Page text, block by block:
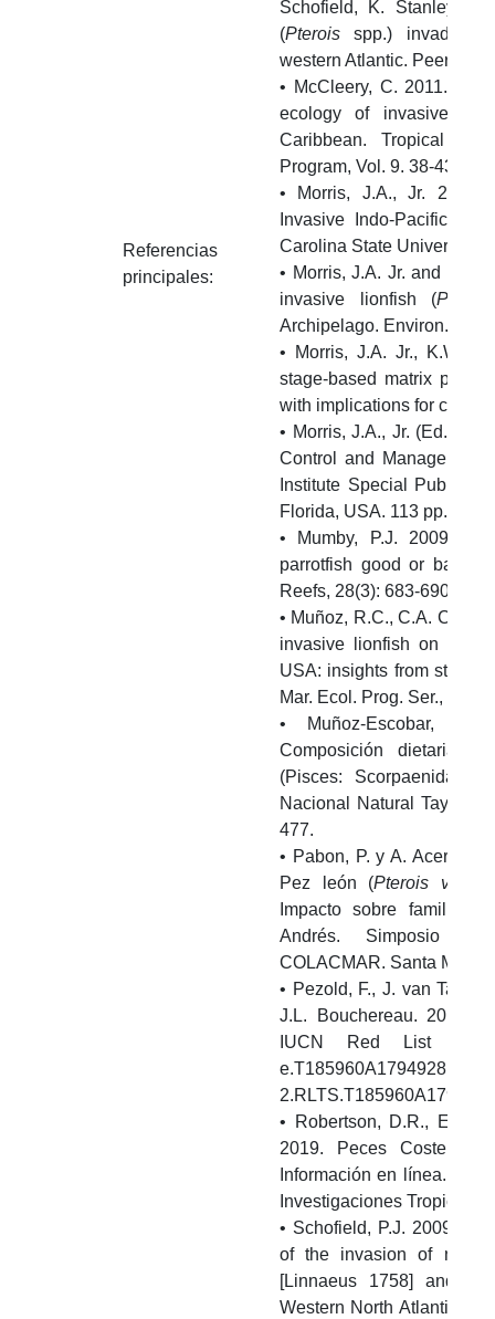
Referencias
principales:
Schofield, K. Stanley
(Pterois spp.) invade
western Atlantic. PeerJ
• McCleery, C. 2011. A
ecology of invasive
Caribbean. Tropical
Program, Vol. 9. 38-43.
• Morris, J.A., Jr.
Invasive Indo-Pacific
Carolina State University,
• Morris, J.A. Jr. and J.L.
invasive lionfish (
Archipelago. Environ. Biol.
• Morris, J.A. Jr., K.W.
stage-based matrix
with implications for
• Morris, J.A., Jr. (Ed.).
Control and
Institute Special
Florida, USA. 113 pp.
• Mumby, P.J. 2009.
parrotfish good or bad
Reefs, 28(3): 683-690.
• Muñoz, R.C., C.A. Currin
invasive lionfish on hard
USA: insights from
Mar. Ecol. Prog. Ser.,
• Muñoz-Escobar, L.
Composición dietaria
(Pisces:
Nacional Natural
477.
• Pabon, P. y A. Acero.
Pez león (Pterois
Impacto sobre familias
Andrés. Simposio
COLACMAR. Santa
• Pezold, F., J. van
J.L. Bouchereau. 2015.
IUCN Red List of
e.T185960A1794928.
• Robertson, D.R., E.A.
2019. Peces Costeros
Información en línea.
Investigaciones
• Schofield, P.J. 2009.
of the invasion of non-
[Linnaeus 1758] and P.
Western North Atlantic